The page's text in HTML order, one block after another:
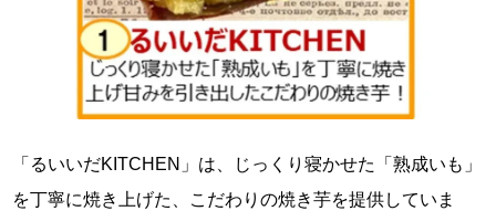
「るいいだKITCHEN」は、じっくり寝かせた「熟成いも」
を丁寧に焼き上げた、こだわりの焼き芋を提供していま